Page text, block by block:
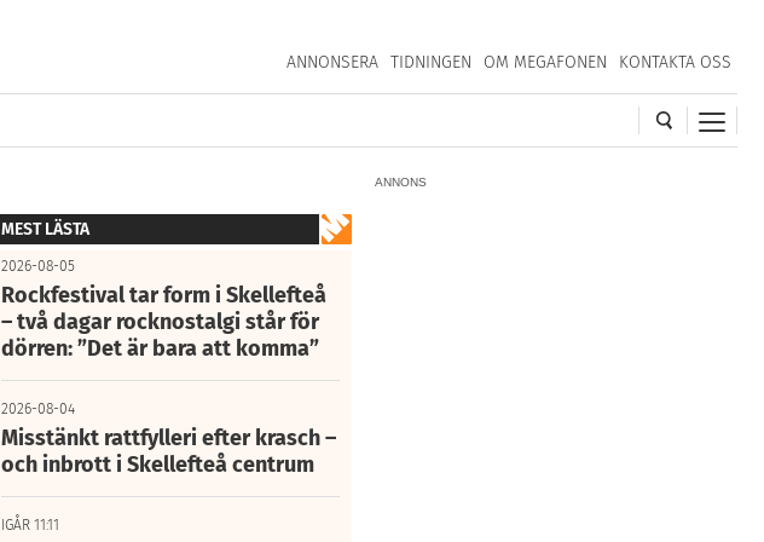
ANNONSERA TIDNINGEN OM MEGAFONEN KONTAKTA OSS
ANNONS
MEST LÄSTA
2026-08-05
Rockfestival tar form i Skellefteå
– två dagar rocknostalgi står för
dörren: ”Det är bara att komma”
2026-08-04
Misstänkt rattfylleri efter krasch –
och inbrott i Skellefteå centrum
IGÅR 11:11